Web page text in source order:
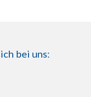
bei uns: